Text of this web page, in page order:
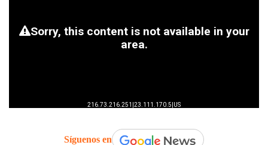
Síguenos en